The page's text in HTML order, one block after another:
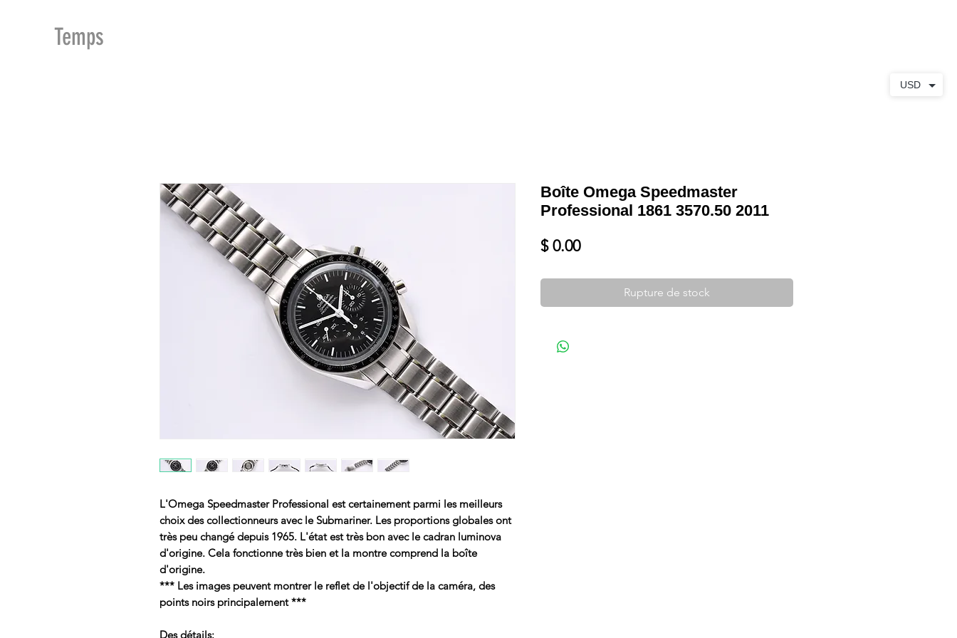
Temps
L'Omega Speedmaster Professional est certainement parmi les meilleurs
choix des collectionneurs avec le Submariner. Les proportions globales ont
très peu changé depuis 1965. L'état est très bon avec le cadran luminova
d'origine. Cela fonctionne très bien et la montre comprend la boîte
d'origine.
*** Les images peuvent montrer le reflet de l'objectif de la caméra, des
points noirs principalement ***
Des détails:
Boîte Omega Speedmaster
Professional 1861 3570.50 2011
$ 0.00Prix
Rupture de stock
USD